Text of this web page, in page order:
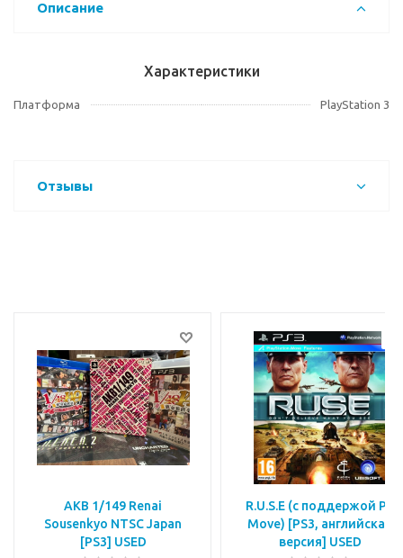
Описание
Характеристики
Платформа PlayStation 3
Отзывы
AKB 1/149 Renai
Sousenkyo NTSC Japan
[PS3] USED
R.U.S.E (с поддержой PS
Move) [PS3, английская
версия] USED